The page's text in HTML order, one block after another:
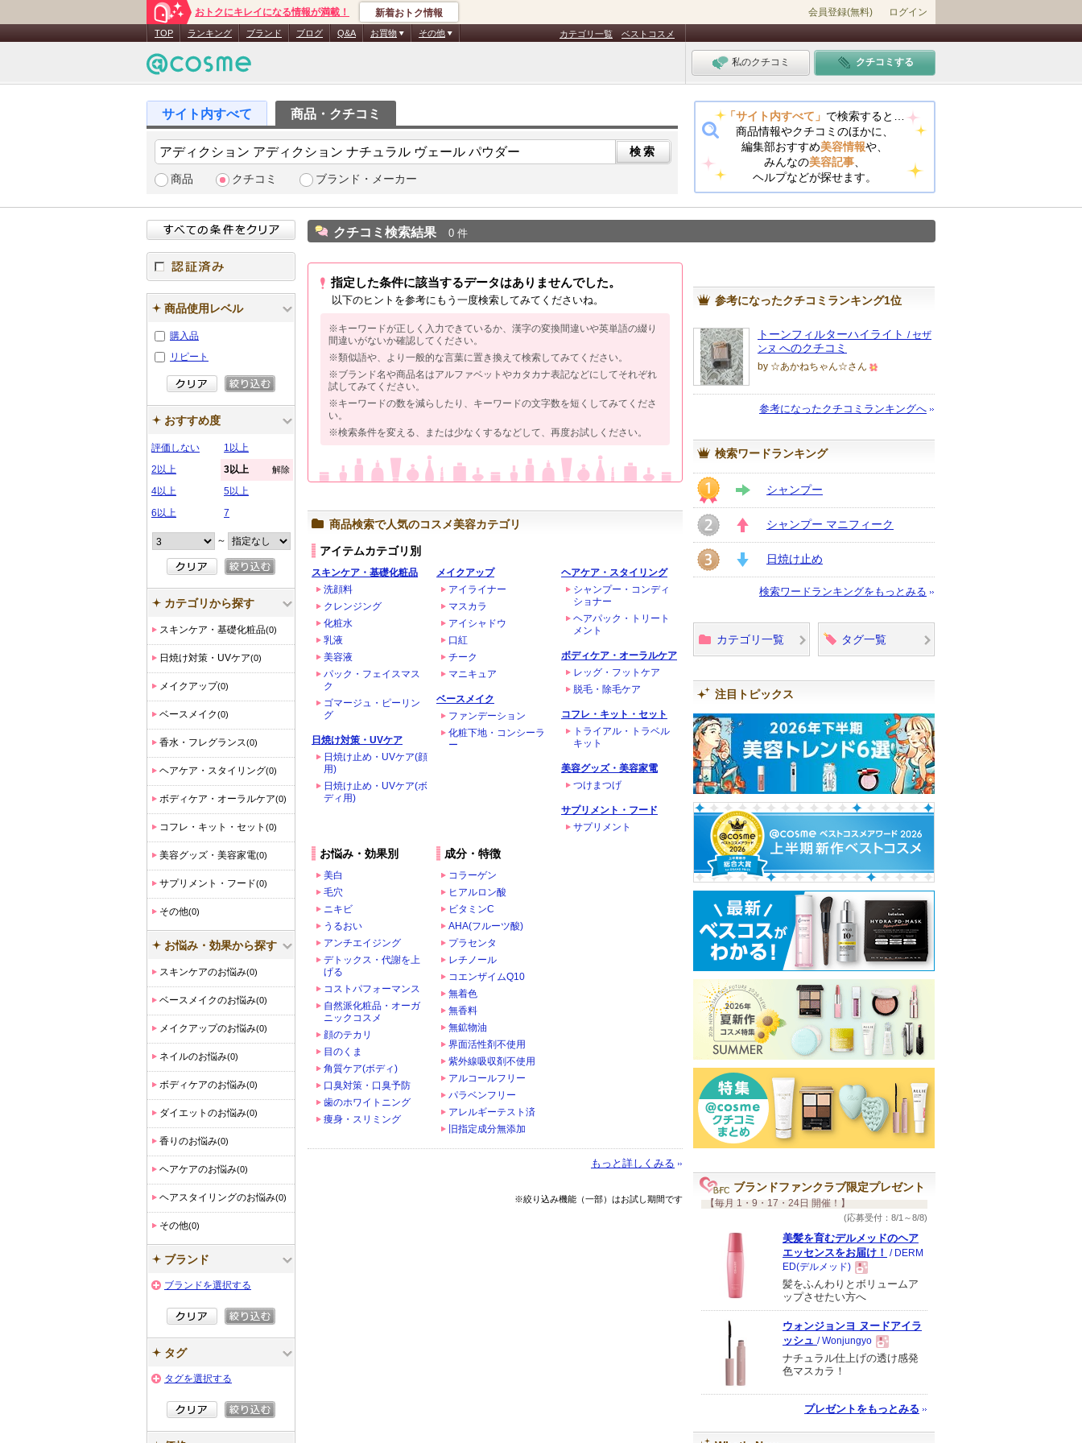
おトクにキレイになる情報が満載！ 新着おトク情報 会員登録(無料) ログイン
TOP ランキング ブランド ブログ Q&A お買物 その他 カテゴリ一覧 ベストコスメ
私のクチコミ クチコミする
商品・クチコミ
商品 クチコミ ブランド・メーカー
「サイト内すべて」 で検索すると…
商品情報やクチコミのほかに、
編集部おすすめ美容情報や、
みんなの美容記事
ヘルプなどが探せます。
クチコミ検索結果 0 件
指定した条件に該当するデータはありませんでした。
以下のヒントを参考にもう一度検索してみてくださいね。
※キーワードが正しく入力できているか、漢字の変換間違いや英単語の綴り
間違いがないか確認してください。
※類似語や、より一般的な言葉に置き換えて検索してみてください。
※ブランド名や商品名はアルファベットやカタカナ表記などにしてそれぞれ
試してみてください。
※キーワードの数を減らしたり、キーワードの文字数を短くしてみてくださ
い。
※検索条件を変える、または少なくするなどして、再度お試しください。
商品検索で人気のコスメ美容カテゴリ
アイテムカテゴリ別
スキンケア・基礎化粧品
洗顔料
クレンジング
化粧水
乳液
美容液
パック・フェイスマス
ク
ゴマージュ・ピーリン
グ
日焼け対策・UVケア
日焼け止め・UVケア(顔
用)
日焼け止め・UVケア(ボ
ディ用)
メイクアップ
アイライナー
マスカラ
アイシャドウ
口紅
チーク
マニキュア
ベースメイク
ファンデーション
化粧下地・コンシーラ
ー
ヘアケア・スタイリング
シャンプー・コンディ
ショナー
ヘアパック・トリート
メント
ボディケア・オーラルケア
レッグ・フットケア
脱毛・除毛ケア
コフレ・キット・セット
トライアル・トラベル
キット
美容グッズ・美容家電
つけまつげ
サプリメント・フード
サプリメント
お悩み・効果別
美白
毛穴
ニキビ
うるおい
アンチエイジング
デトックス・代謝を上
げる
コストパフォーマンス
自然派化粧品・オーガ
ニックコスメ
顔のテカリ
目のくま
角質ケア(ボディ)
口臭対策・口臭予防
歯のホワイトニング
痩身・スリミング
成分・特徴
コラーゲン
ヒアルロン酸
ビタミンC
AHA(フルーツ酸)
プラセンタ
レチノール
コエンザイムQ10
無着色
無香料
無鉱物油
界面活性剤不使用
紫外線吸収剤不使用
アルコールフリー
パラベンフリー
アレルギーテスト済
旧指定成分無添加
もっと詳しくみる
※絞り込み機能（一部）はお試し期間です
参考になったクチコミランキング1位
トーンフィルターハイライト / セザ
ンヌ へのクチコミ
by ☆あかねちゃん☆さん
上
メ
気
て
い
ま
す
参考になったクチコミランキングへ
検索ワードランキング
1 STAY
シャンプー
2 UP
シャンプー マニフィーク
3 DOWN
日焼け止め
検索ワードランキングをもっとみる
カテゴリ一覧 タグ一覧
注目トピックス
ブランドファンクラブ限定プレゼント
【毎月 1・9・17・24日 開催！】
(応募受付：8/1～8/8)
美髪を育むデルメッドのヘア
エッセンスをお届け！ / DERM
ED(デルメッド)
現
品
髪をふんわりとボリュームア
ップさせたい方へ
ウォンジョンヨ ヌードアイラ
ッシュ / Wonjungyo
現
品
ナチュラル仕上げの透け感発
色マスカラ！
プレゼントをもっとみる
認証済み
商品使用レベル
購入品
リピート
おすすめ度
評価しない
1以上
2以上
3以上 解除
4以上
5以上
6以上
7
～
カテゴリから探す
スキンケア・基礎化粧品(0)
日焼け対策・UVケア(0)
メイクアップ(0)
ベースメイク(0)
香水・フレグランス(0)
ヘアケア・スタイリング(0)
ボディケア・オーラルケア(0)
コフレ・キット・セット (0)
美容グッズ・美容家電(0)
サプリメント・フード(0)
その他(0)
お悩み・効果から探す
スキンケアのお悩み(0)
ベースメイクのお悩み(0)
メイクアップのお悩み(0)
ネイルのお悩み(0)
ボディケアのお悩み(0)
ダイエットのお悩み(0)
香りのお悩み(0)
ヘアケアのお悩み(0)
ヘアスタイリングのお悩み(0)
その他(0)
ブランド
ブランドを選択する
タグ
タグを選択する